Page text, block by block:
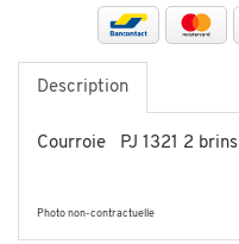
Description
Courroie PJ 1321 2 brins
Photo non-contractuelle